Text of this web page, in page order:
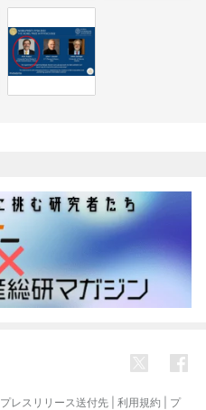
プレスリリース送付先 利用規約
プ